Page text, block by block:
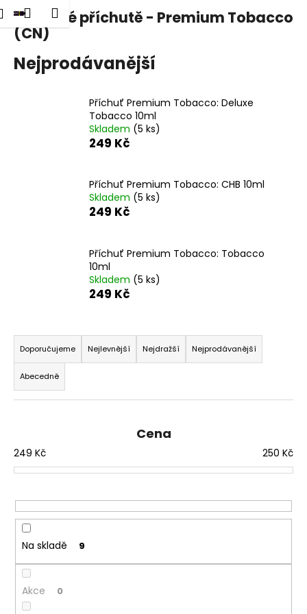
Přejít
na
obsah
Přihlášení
Nákupní
košík
Menu
Klasické příchutě - Premium Tobacco
(CN)
Nejprodávanější
Příchuť Premium Tobacco: Deluxe
Tobacco 10ml
Skladem (5 ks)
249 Kč
Příchuť Premium Tobacco: CHB 10ml
Skladem (5 ks)
249 Kč
Příchuť Premium Tobacco: Tobacco
10ml
Skladem (5 ks)
249 Kč
Ř
a
z
e
n
r
o
u
k
ů
Doporučujeme Nejlevnější Nejdražší Nejprodávanější
Abecedně
Cena
249 Kč 250 Kč
Na skladě 9
Akce 0
K
o Zpět
Zpět
C
j
í
t
?
HLEDAT
D
o
o
u